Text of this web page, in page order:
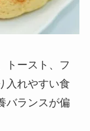
トースト、フ
入れやすい食
バランスが偏